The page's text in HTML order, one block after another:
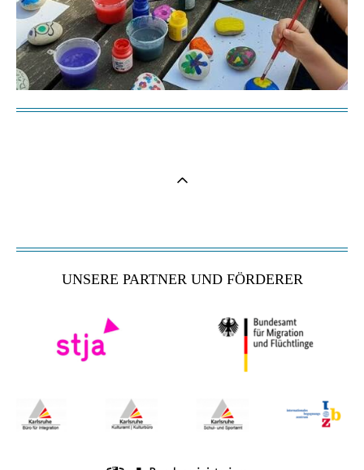
UNSERE PARTNER UND FÖRDERER